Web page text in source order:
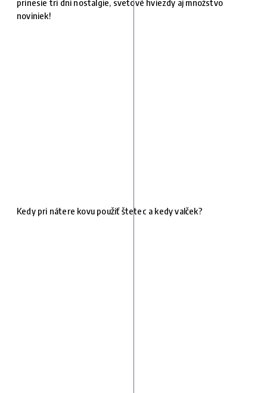
prinesie tri dni nostalgie, svetové hviezdy aj množstvo
noviniek!
Kedy pri nátere kovu použiť štetec a kedy valček?